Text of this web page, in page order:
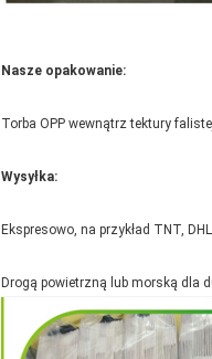
Nasze opakowanie:
Torba OPP wewnątrz tektury
Wysyłka:
Ekspresowo, na przykład TNT,
Drogą powietrzną lub morską dla